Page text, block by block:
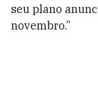
seu plano
novembro.”